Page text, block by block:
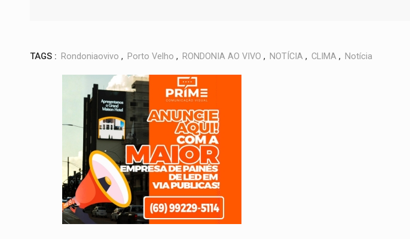
TAGS : Rondoniaovivo , Porto Velho , RONDONIA AO VIVO , NOTÍCIA , CLIMA , Notícia